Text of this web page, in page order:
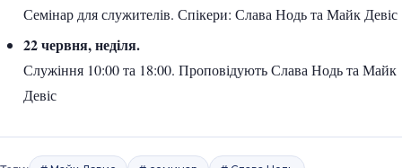
Семінар для служителів. Спікери: Слава Нодь та Майк Девіс
22 червня, неділя.
Служіння 10:00 та 18:00. Проповідують Слава Нодь та Майк
Девіс